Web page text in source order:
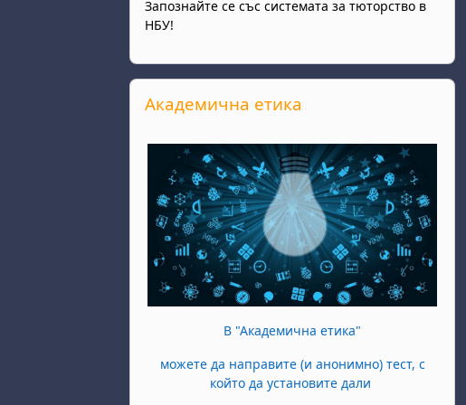
Запознайте се със системата за тюторство в
НБУ!
Salta Академична етика
Академична етика
В "Академична етика"
можете да направите (и анонимно) тест, с
който да установите дали